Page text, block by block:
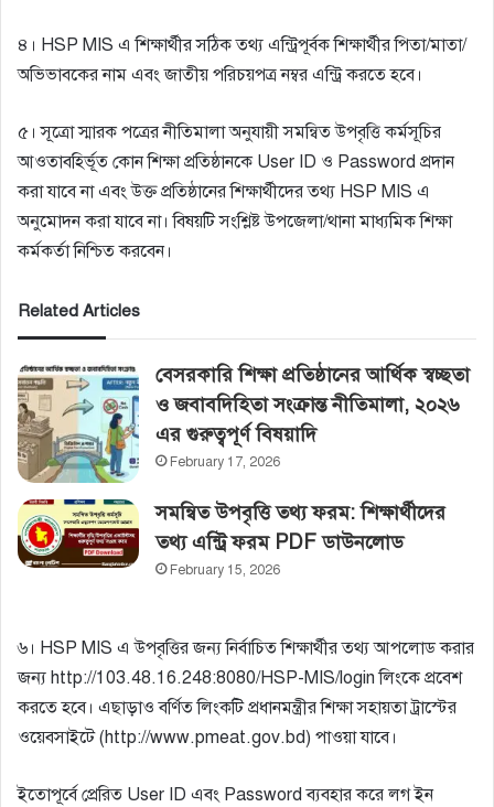
৪। HSP MIS এ শিক্ষার্থীর সঠিক তথ্য এন্ট্রিপূর্বক শিক্ষার্থীর পিতা/মাতা/
অভিভাবকের নাম এবং জাতীয় পরিচয়পত্র নম্বর এন্ট্রি করতে হবে।
৫। সূত্রো স্মারক পত্রের নীতিমালা অনুযায়ী সমন্বিত উপবৃত্তি কর্মসূচির
আওতাবহির্ভূত কোন শিক্ষা প্রতিষ্ঠানকে User ID ও Password প্রদান
করা যাবে না এবং উক্ত প্রতিষ্ঠানের শিক্ষার্থীদের তথ্য HSP MIS এ
অনুমােদন করা যাবে না। বিষয়টি সংশ্লিষ্ট উপজেলা/থানা মাধ্যমিক শিক্ষা
কর্মকর্তা নিশ্চিত করবেন।
Related Articles
বেসরকারি শিক্ষা প্রতিষ্ঠানের আর্থিক স্বচ্ছতা
ও জবাবদিহিতা সংক্রান্ত নীতিমালা, ২০২৬
এর গুরুত্বপূর্ণ বিষয়াদি
February 17, 2026
সমন্বিত উপবৃত্তি তথ্য ফরম: শিক্ষার্থীদের
তথ্য এন্ট্রি ফরম PDF ডাউনলোড
February 15, 2026
৬। HSP MIS এ উপবৃত্তির জন্য নির্বাচিত শিক্ষার্থীর তথ্য আপলােড করার
জন্য http://103.48.16.248:8080/HSP-MIS/login লিংকে প্রবেশ
করতে হবে। এছাড়াও বর্ণিত লিংকটি প্রধানমন্ত্রীর শিক্ষা সহায়তা ট্রাস্টের
ওয়েবসাইটে (http://www.pmeat.gov.bd) পাওয়া যাবে।
ইতােপূর্বে প্রেরিত User ID এবং Password ব্যবহার করে লগ ইন